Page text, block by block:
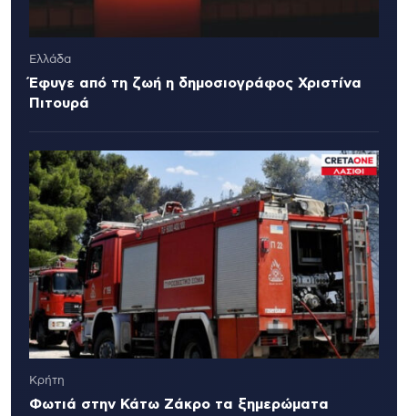
Ελλάδα
Έφυγε από τη ζωή η δημοσιογράφος Χριστίνα
Πιτουρά
Κρήτη
Φωτιά στην Κάτω Ζάκρο τα ξημερώματα